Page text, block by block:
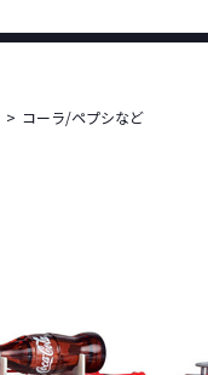
コーラ/ペプシなど